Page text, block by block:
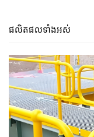
ផលិតផលទាំងអស់